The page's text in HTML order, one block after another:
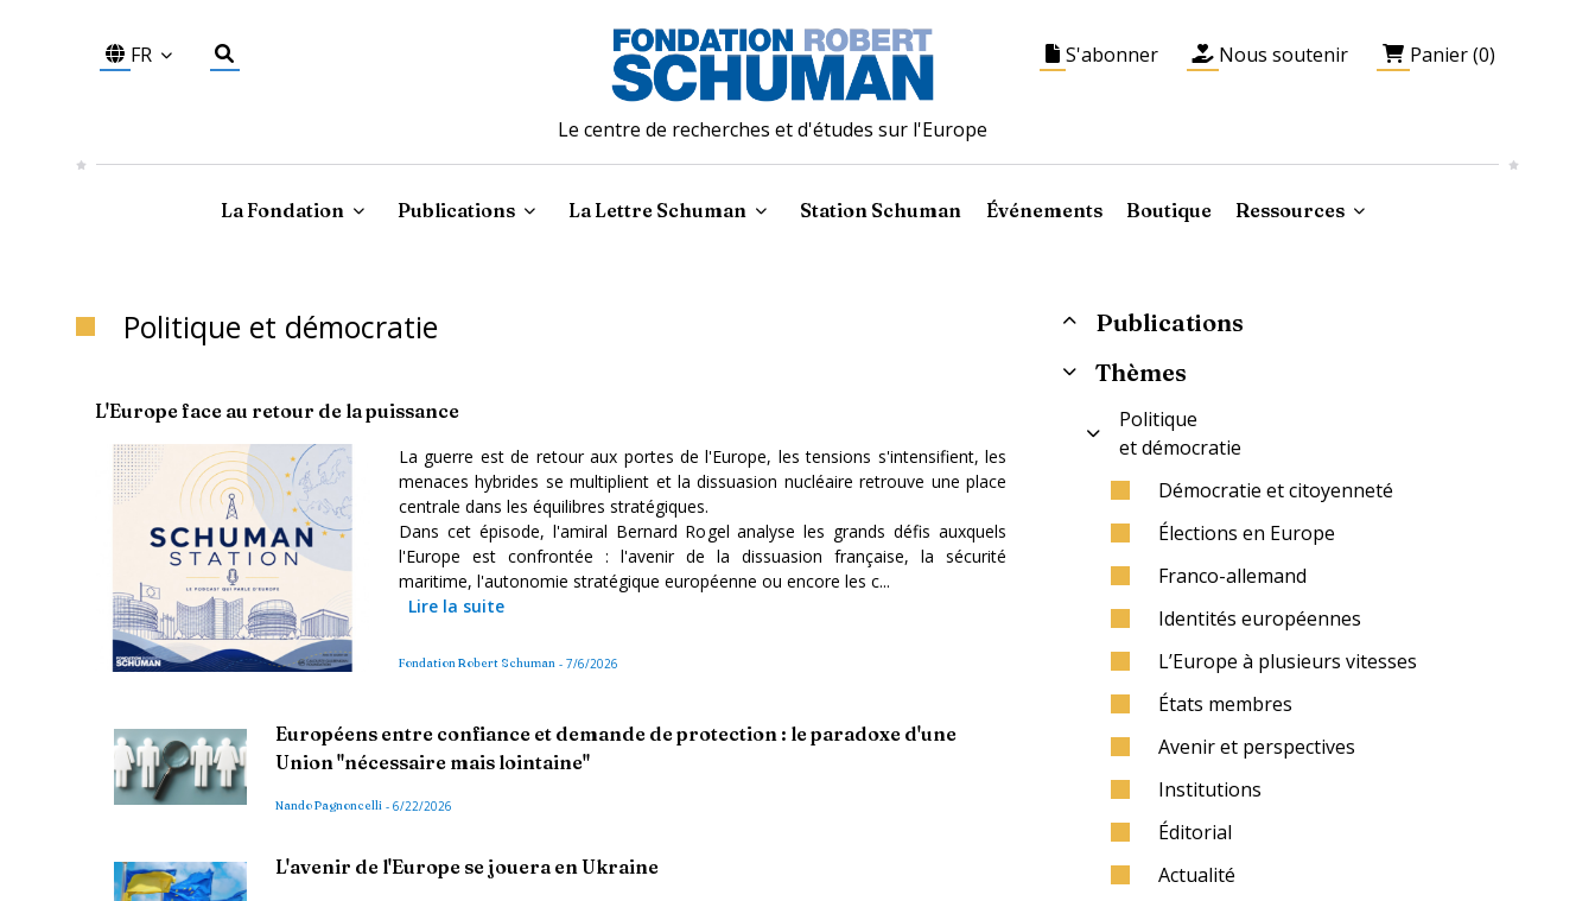
FR
Le centre de recherches et d'études sur l'Europe
S'abonner Nous soutenir Panier (0)
La Fondation Publications La Lettre Schuman Station Schuman Événements Boutique Ressources
Politique et démocratie
L'Europe face au retour de la puissance
La guerre est de retour aux portes de l'Europe, les tensions s'intensifient, les
menaces hybrides se multiplient et la dissuasion nucléaire retrouve une place
centrale dans les équilibres stratégiques.
Dans cet épisode, l'amiral Bernard Rogel analyse les grands défis auxquels
l'Europe est confrontée : l'avenir de la dissuasion française, la sécurité
maritime, l'autonomie stratégique européenne ou encore les c...
Lire la suite
Fondation Robert Schuman - 7/6/2026
Européens entre confiance et demande de protection : le paradoxe d'une
Union "nécessaire mais lointaine"
Nando Pagnoncelli - 6/22/2026
L'avenir de l'Europe se jouera en Ukraine
Publications
Thèmes
Politique
et démocratie
Démocratie et citoyenneté
Élections en Europe
Franco-allemand
Identités européennes
L’Europe à plusieurs vitesses
États membres
Avenir et perspectives
Institutions
Éditorial
Actualité